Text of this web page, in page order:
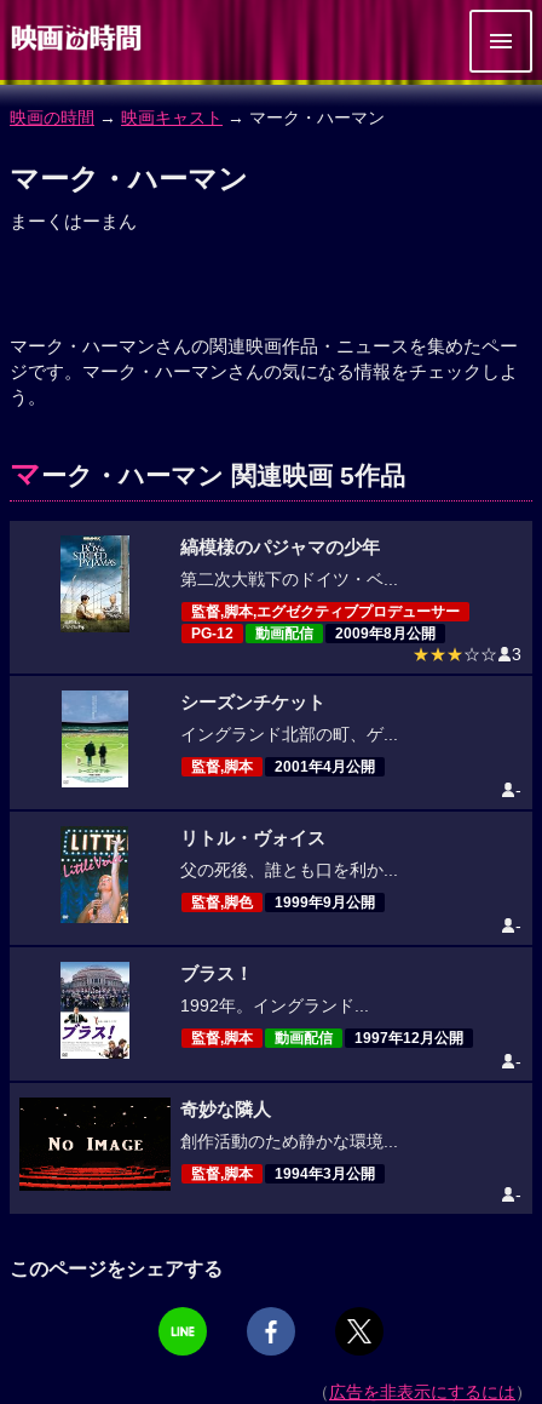
映画の時間 → 映画キャスト → マーク・ハーマン
マーク・ハーマン
まーくはーまん
マーク・ハーマンさんの関連映画作品・ニュースを集めたペー
ジです。マーク・ハーマンさんの気になる情報をチェックしよ
う。
マーク・ハーマン 関連映画 5作品
縞模様のパジャマの少年
第二次大戦下のドイツ・ベ...
監督,脚本,エグゼクティブプロデューサー
PG-12
動画配信 2009年8月公開
★★★☆☆ 3
シーズンチケット
イングランド北部の町、ゲ...
監督,脚本 2001年4月公開
-
リトル・ヴォイス
父の死後、誰とも口を利か...
監督,脚色 1999年9月公開
-
ブラス！
1992年。イングランド...
監督,脚本 動画配信 1997年12月公開
-
奇妙な隣人
創作活動のため静かな環境...
監督,脚本 1994年3月公開
-
このページをシェアする
（広告を非表示にするには）